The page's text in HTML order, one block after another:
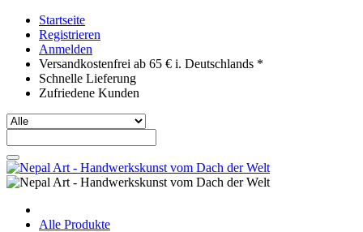
Startseite
Registrieren
Anmelden
Versandkostenfrei ab 65 € i. Deutschlands *
Schnelle Lieferung
Zufriedene Kunden
Alle Produkte